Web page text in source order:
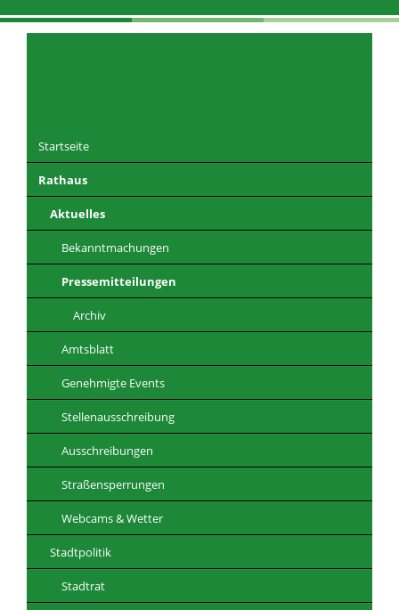
DE EN CZ PL
Startseite
Rathaus
Aktuelles
Bekanntmachungen
Pressemitteilungen
Archiv
Amtsblatt
Genehmigte Events
Stellenausschreibung
Ausschreibungen
Straßensperrungen
Webcams & Wetter
Stadtpolitik
Stadtrat